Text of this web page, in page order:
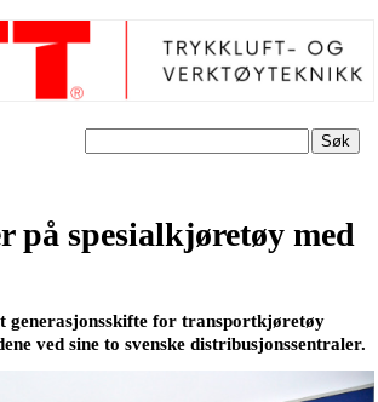
Søk
på spesialkjøretøy med
generasjonsskifte for transportkjøretøy
ved sine to svenske distribusjonssentraler.